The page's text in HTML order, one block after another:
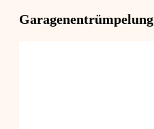
Garagenentrümpelung